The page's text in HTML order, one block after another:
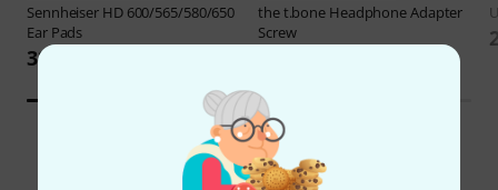
Sennheiser HD 600/565/580/650
Ear Pads
38 €
the t.bone Headphone Adapter
Screw